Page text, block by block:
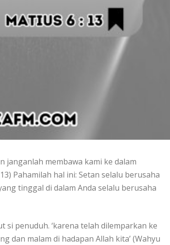
janganlah membawa kami ke dalam
Pahamilah hal ini: Setan selalu berusaha
tinggal di dalam Anda selalu berusaha
si penuduh. ‘karena telah dilemparkan ke
dan malam di hadapan Allah kita’ (Wahyu